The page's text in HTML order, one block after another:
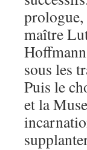
prologue,
maître
sous les
Puis le
et la